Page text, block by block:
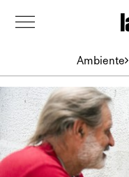
Ambiente